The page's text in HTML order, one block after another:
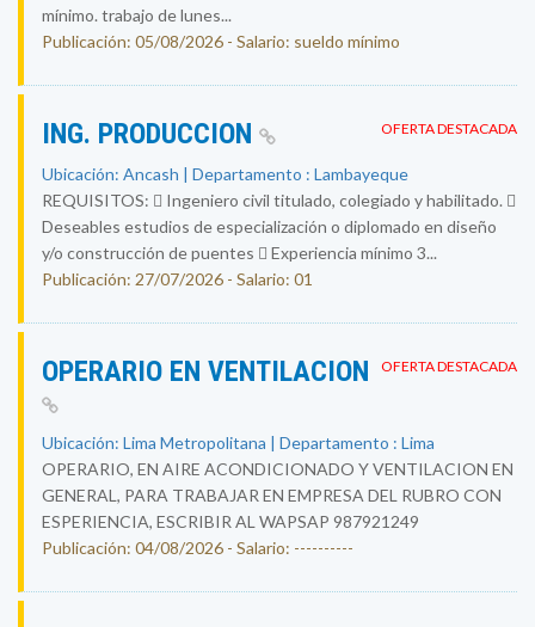
mínimo. trabajo de lunes...
Publicación: 05/08/2026 - Salario: sueldo mínimo
OFERTA DESTACADA
ING. PRODUCCION
Ubicación: Ancash | Departamento : Lambayeque
REQUISITOS:  Ingeniero civil titulado, colegiado y habilitado. 
Deseables estudios de especialización o diplomado en diseño
y/o construcción de puentes  Experiencia mínimo 3...
Publicación: 27/07/2026 - Salario: 01
OFERTA DESTACADA
OPERARIO EN VENTILACION
Ubicación: Lima Metropolitana | Departamento : Lima
OPERARIO, EN AIRE ACONDICIONADO Y VENTILACION EN
GENERAL, PARA TRABAJAR EN EMPRESA DEL RUBRO CON
ESPERIENCIA, ESCRIBIR AL WAPSAP 987921249
Publicación: 04/08/2026 - Salario: ----------